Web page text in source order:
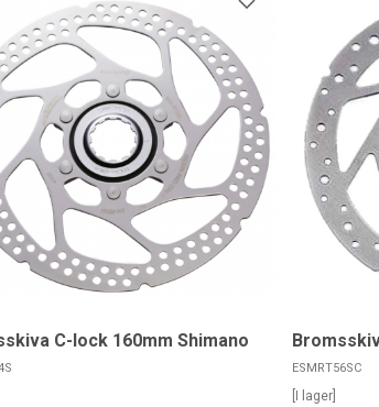
C-lock 160mm Shimano
ESMRT56SC
[I lager]